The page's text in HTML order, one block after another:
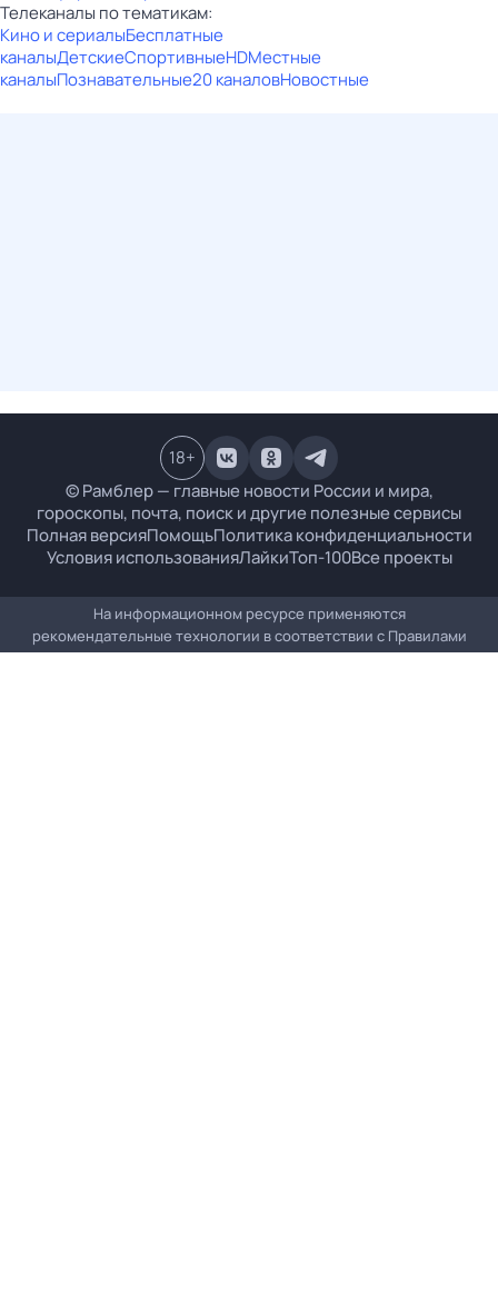
Телеканалы по тематикам:
Кино и сериалыБесплатные
каналыДетскиеСпортивныеHDМестные
каналыПознавательные20 каналовНовостные
© Рамблер — главные новости России и мира,
гороскопы, почта, поиск и другие полезные сервисы
Полная версияПомощьПолитика конфиденциальности
Условия использованияЛайкиТоп-100Все проекты
18+
На информационном ресурсе применяются
рекомендательные технологии в соответствии с Правилами